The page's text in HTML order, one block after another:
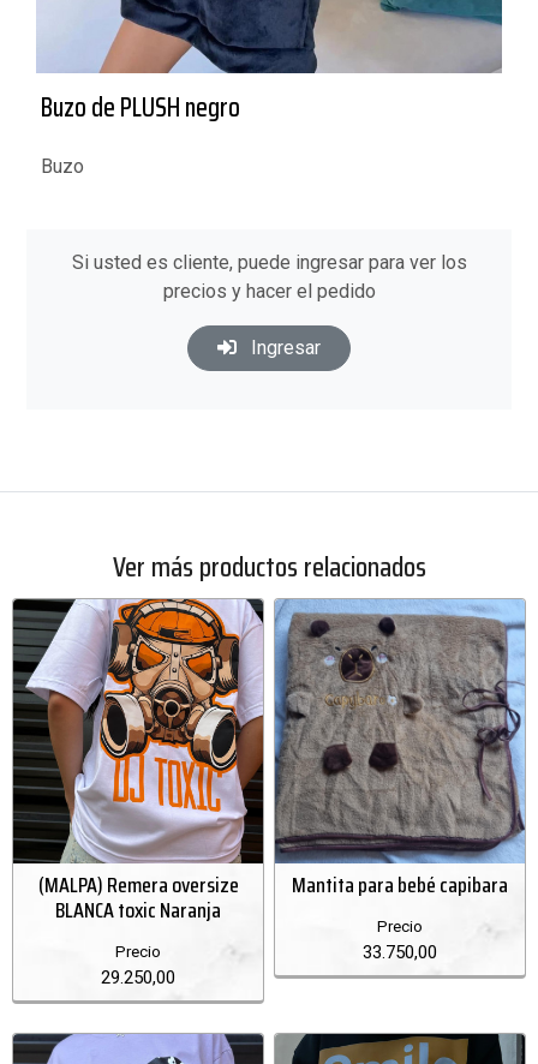
Buzo de PLUSH negro
Buzo
Si usted es cliente, puede ingresar para ver los
precios y hacer el pedido
Ingresar
Ver más productos relacionados
(MALPA) Remera oversize
BLANCA toxic Naranja
Precio
29.250,00
Mantita para bebé capibara
Precio
33.750,00